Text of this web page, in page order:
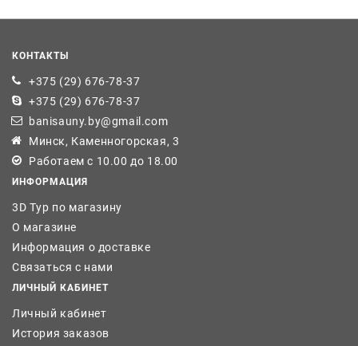
КОНТАКТЫ
+375 (29) 676-78-37
+375 (29) 676-78-37
banisauny.by@gmail.com
Минск, Каменногорская, 3
Работаем с 10.00 до 18.00
ИНФОРМАЦИЯ
3D Тур по магазину
О магазине
Информация о доставке
Связаться с нами
ЛИЧНЫЙ КАБИНЕТ
Личный кабинет
История заказов